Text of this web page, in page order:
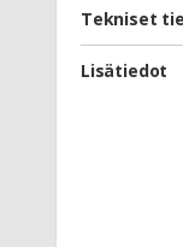
Tekniset
Lisätiedot